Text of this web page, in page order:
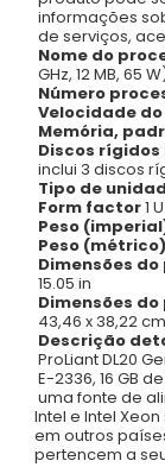
informações
de serviços,
Nome do
GHz, 12 MB, 65
Número
Velocidade
Memória,
Discos
inclui 3 discos
Tipo de
Form factor1 U
Peso
Peso (métrico)
Dimensões
15.05 in
Dimensões
43,46 x 38,22 cm
Descrição
ProLiant DL20
E-2336, 16 GB
uma fonte de
Intel e Intel
em outros
pertencem a